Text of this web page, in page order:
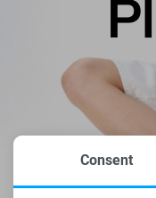
Consent